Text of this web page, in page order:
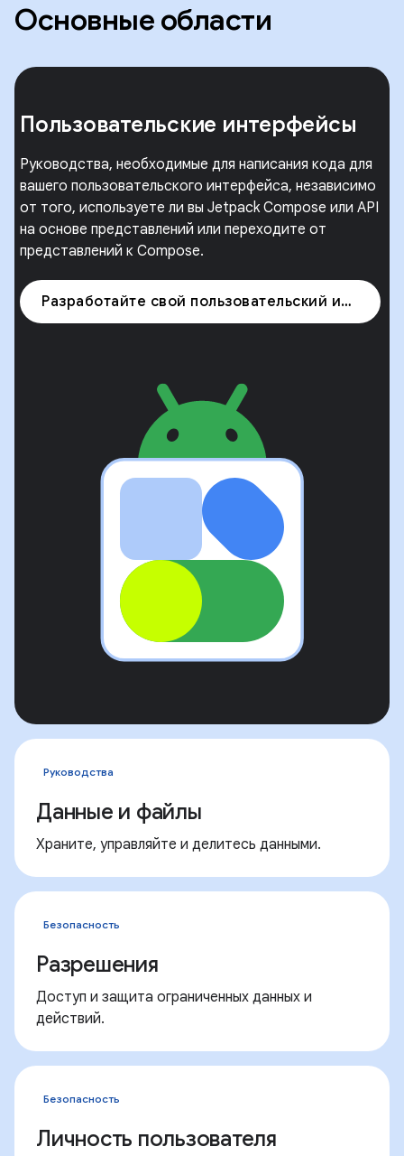
Основные области
Пользовательские интерфейсы
Руководства, необходимые для написания кода для
вашего пользовательского интерфейса, независимо
от того, используете ли вы Jetpack Compose или API
на основе представлений или переходите от
представлений к Compose.
Разработайте свой пользовательский интерфейс
Руководства
Данные и файлы
Храните, управляйте и делитесь данными.
Безопасность
Разрешения
Доступ и защита ограниченных данных и
действий.
Безопасность
Личность пользователя